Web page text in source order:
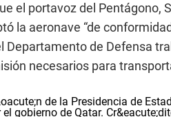
el portavoz del Pentágono,
la aeronave “de
Departamento de Defensa
necesarios para